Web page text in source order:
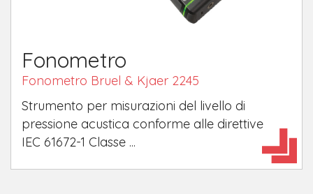
Fonometro
Fonometro Bruel & Kjaer 2245
Strumento per misurazioni del livello di
pressione acustica conforme alle direttive
IEC 61672-1 Classe ...